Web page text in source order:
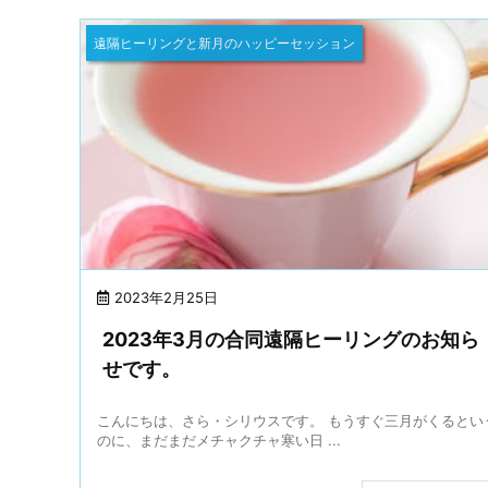
2023年2月25日
遠隔ヒーリングと新月のハッピーセッション
2023年3月の合同遠隔ヒーリングのお知ら
せです。
こんにちは、さら・シリウスです。 もうすぐ三月がくるとい
のに、まだまだメチャクチャ寒い日 ...